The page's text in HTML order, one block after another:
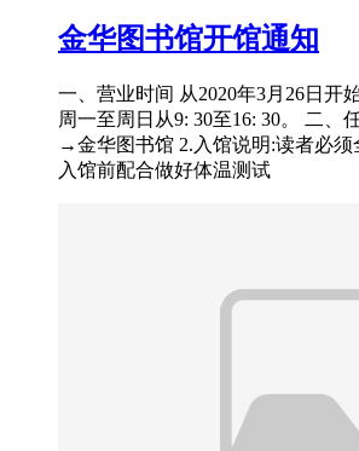
金华图书馆开馆通知
一、营业时间 从2020年3月26日开
周一至周日从9: 30至16: 30。 二、
→金华图书馆 2.入馆说明:读者必须
入馆前配合做好体温测试